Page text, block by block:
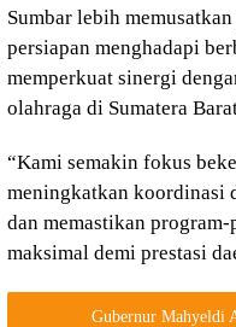
Sumbar lebih
persiapan menghadapi
memperkuat sinergi
olahraga di Sumatera
“Kami semakin fokus
meningkatkan koordinasi
dan memastikan
maksimal demi prestasi
Gubernur Mahyeldi